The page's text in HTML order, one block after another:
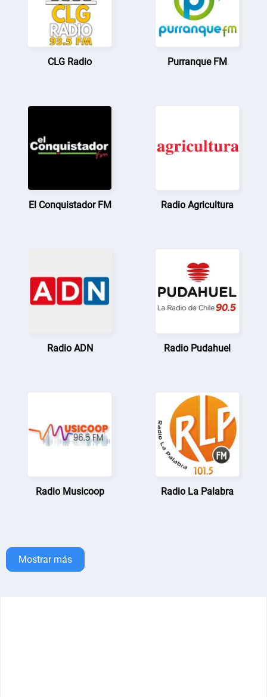
CLG Radio Purranque FM
El Conquistador FM Radio Agricultura
Radio ADN Radio Pudahuel
Radio Musicoop Radio La Palabra
Mostrar más